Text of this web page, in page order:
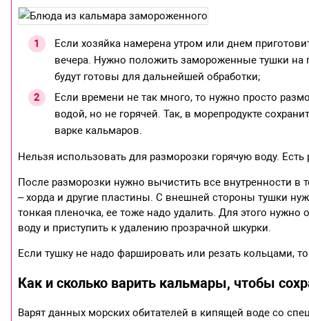
Если хозяйка намерена утром или днем
вечера. Нужно положить замороженные тушки на
будут готовы для дальнейшей обработки;
Если времени не так много, то нужно просто
водой, но не горячей. Так, в морепродукте
варке кальмаров.
Нельзя использовать для разморозки горячую воду.
После разморозки нужно вычистить все внутренности
– хорда и другие пластины. С внешней стороны тушки
тонкая пленочка, ее тоже надо удалить. Для этого
воду и приступить к удалению прозрачной шкурки.
Если тушку не надо фаршировать или резать кольцами,
Как и сколько варить кальмары, чтобы
Варят данных морских обитателей в кипящей воде со